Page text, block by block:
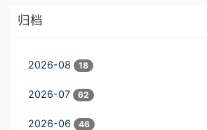
归档
2026-08 18
2026-07 62
2026-06 46